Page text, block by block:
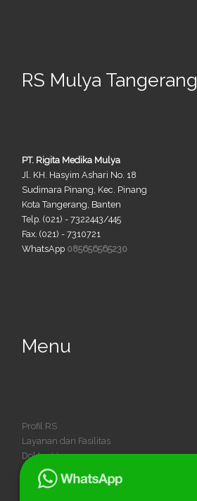
RS Mulya Tangerang
PT. Rigita Medika Mulya
Jl. KH. Hasyim Ashari No. 18
Sudimara Pinang, Kec. Pinang
Kota Tangerang, Banten
Telp. (021) - 7322443/445
Fax. (021) - 7310721
WhatsApp 085656565230
Menu
Profil RS
Layanan dan Fasilitas
Dokter Umum
Dokter Spesialis
Dokter Gigi